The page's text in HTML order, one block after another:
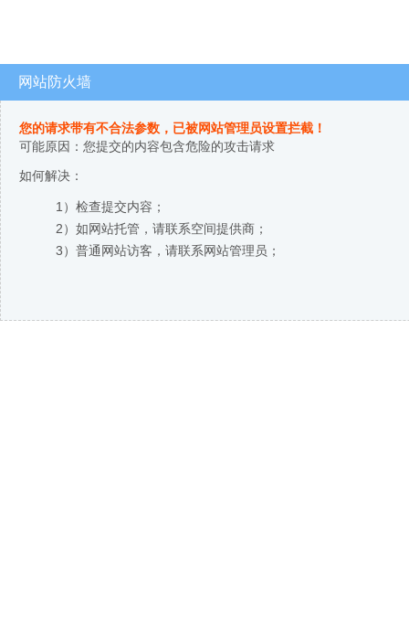
网站防火墙
您的请求带有不合法参数，已被网站管理员设置拦截！
可能原因：您提交的内容包含危险的攻击请求
如何解决：
1）检查提交内容；
2）如网站托管，请联系空间提供商；
3）普通网站访客，请联系网站管理员；